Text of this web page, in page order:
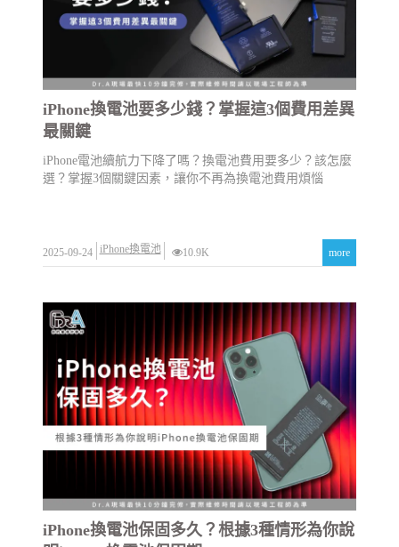
iPhone換電池要多少錢？掌握這3個費用差異
最關鍵
iPhone電池續航力下降了嗎？換電池費用要多少？該怎麼
選？掌握3個關鍵因素，讓你不再為換電池費用煩惱
2025-09-24 iPhone換電池 10.9K more
iPhone換電池保固多久？根據3種情形為你說